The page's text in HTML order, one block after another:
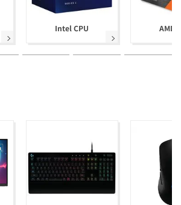
Intel CPU AMD